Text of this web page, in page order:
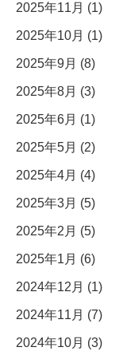
2025年11月 (1)
2025年10月 (1)
2025年9月 (8)
2025年8月 (3)
2025年6月 (1)
2025年5月 (2)
2025年4月 (4)
2025年3月 (5)
2025年2月 (5)
2025年1月 (6)
2024年12月 (1)
2024年11月 (7)
2024年10月 (3)